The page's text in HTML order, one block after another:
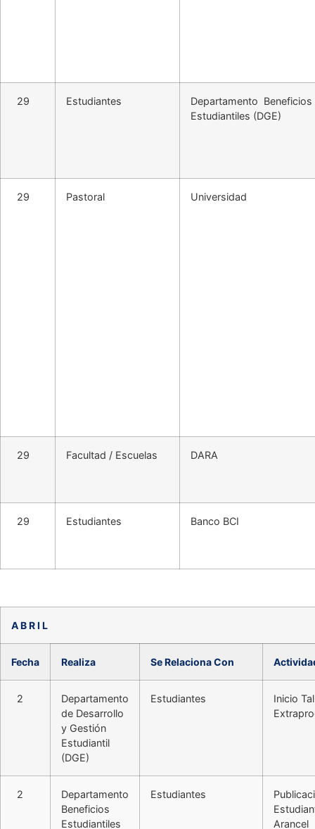
29 Estudiantes
Departamento Beneficios
Estudiantiles (DGE)
29 Pastoral Universidad
29 Facultad / Escuelas DARA
29 Estudiantes Banco BCI
A B R I L
Fecha Realiza Se Relaciona Con
2
Departamento
de Desarrollo
y Gestión
Estudiantil
(DGE)
Estudiantes
Inicio
2
Departamento
Beneficios
Estudiantiles
Estudiantes
Arancel